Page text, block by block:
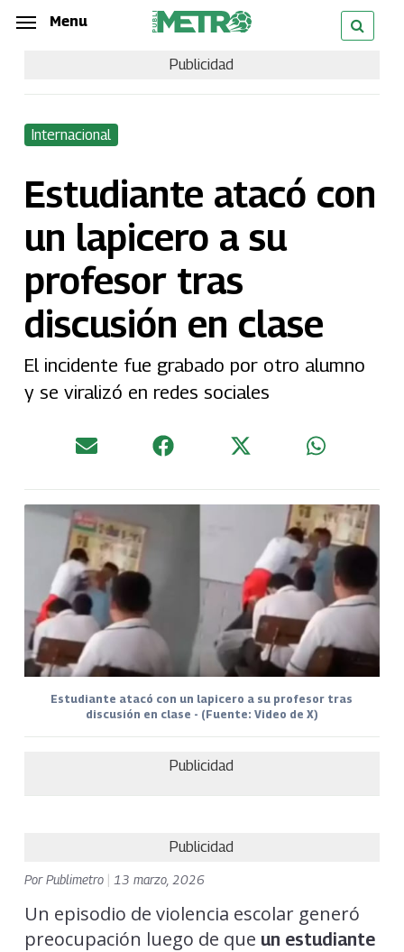
Skip
content
Menu
Publicidad
Internacional
Estudiante atacó con
un lapicero a su
profesor tras
discusión en clase
El incidente fue grabado por otro alumno
y se viralizó en redes sociales
Estudiante atacó con un lapicero a su profesor tras
discusión en clase - (Fuente: Video de X)
Publicidad
Publicidad
PorPublimetro 13 marzo, 2026
Un episodio de violencia escolar generó
preocupación luego de que un estudiante
Menu